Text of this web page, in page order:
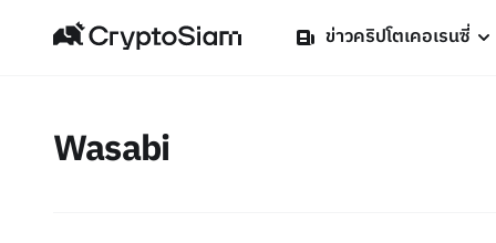
ข่าวคริปโตเคอเรนซี่
Wasabi